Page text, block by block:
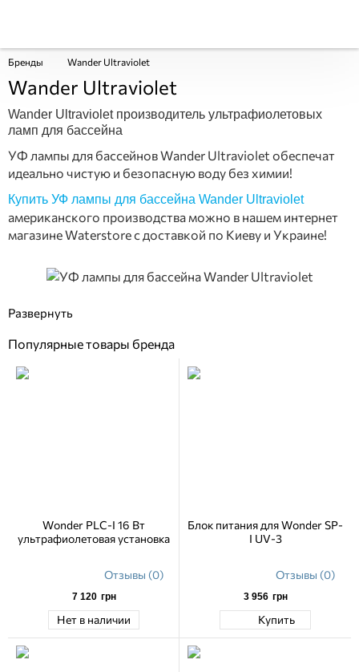
Бренды Wander Ultraviolet
Wander Ultraviolet
Wander Ultraviolet производитель ультрафиолетовых
ламп для бассейна
УФ лампы для бассейнов Wander Ultraviolet обеспечат
идеально чистую и безопасную воду без химии!
Купить УФ лампы для бассейна Wander Ultraviolet
американского производства можно в нашем интернет
магазине Waterstore с доставкой по Киеву и Украине!
Популярные товары бренда
Wonder PLC-I 16 Вт
ультрафиолетовая установка
Отзывы (0)
7 120 грн
Нет в наличии
Блок питания для Wonder SP-
I UV-3
Отзывы (0)
3 956 грн
Купить